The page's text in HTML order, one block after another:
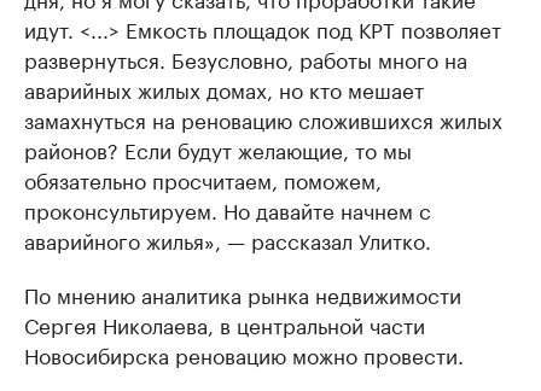
идут. <...> Емкость площадок под КРТ позволяет
развернуться. Безусловно, работы много на
аварийных жилых домах, но кто мешает
замахнуться на реновацию сложившихся жилых
районов? Если будут желающие, то мы
обязательно просчитаем, поможем,
проконсультируем. Но давайте начнем с
аварийного жилья», — рассказал Улитко.
По мнению аналитика рынка недвижимости
Сергея Николаева, в центральной части
Новосибирска реновацию можно провести.